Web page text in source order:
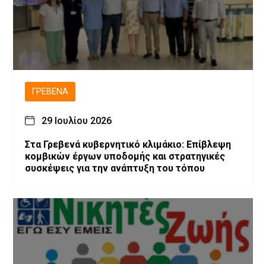
ΓΡΕΒΕΝΆ
29 Ιουλίου 2026
Στα Γρεβενά κυβερνητικό κλιμάκιο: Επίβλεψη
κομβικών έργων υποδομής και στρατηγικές
συσκέψεις για την ανάπτυξη του τόπου